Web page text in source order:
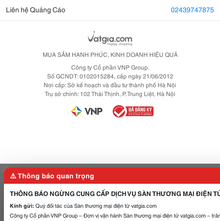
Liên hệ Quảng Cáo 02439747875
MUA SẮM HẠNH PHÚC, KINH DOANH HIỆU QUẢ
Công ty Cổ phần VNP Group.
Số GCNDT: 0102015284, cấp ngày 21/06/2012
Nơi cấp: Sở kế hoạch và đầu tư thành phố Hà Nội
Trụ sở chính: 102 Thái Thịnh, P. Trung Liệt, Hà Nội
⚠️ Thông báo quan trọng
THÔNG BÁO NGỪNG CUNG CẤP DỊCH VỤ SÀN THƯƠNG MẠI ĐIỆN
Kính gửi:Quý đối tác của Sàn thương mại điện tử vatgia.com
Công ty Cổ phần VNP Group – Đơn vị vận hành Sàn thương mại điện tử vatgia.com –